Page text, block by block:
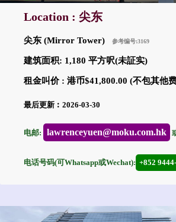
Location : 尖东
尖东 (Mirror Tower) 参考编号:3169
建筑面积: 1,180 平方呎(未証实)
租金叫价 : 港币$41,800.00 (不包其他
最后更新︰2026-03-30
电邮: lawrenceyuen@moku.com.hk
电话号码(可Whatsapp或Wechat): +852